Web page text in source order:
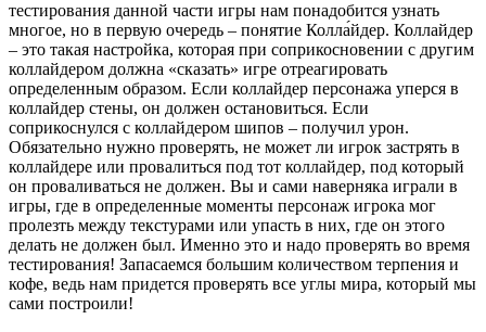
тестирования данной части игры нам понадобится узнать
многое, но в первую очередь – понятие Колла́йдер. Коллайдер
– это такая настройка, которая при соприкосновении с другим
коллайдером должна «сказать» игре отреагировать
определенным образом. Если коллайдер персонажа уперся в
коллайдер стены, он должен остановиться. Если
соприкоснулся с коллайдером шипов – получил урон.
Обязательно нужно проверять, не может ли игрок застрять в
коллайдере или провалиться под тот коллайдер, под который
он проваливаться не должен. Вы и сами наверняка играли в
игры, где в определенные моменты персонаж игрока мог
пролезть между текстурами или упасть в них, где он этого
делать не должен был. Именно это и надо проверять во время
тестирования! Запасаемся большим количеством терпения и
кофе, ведь нам придется проверять все углы мира, который мы
сами построили!